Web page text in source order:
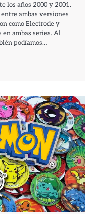
los años 2000 y 2001.
ambas versiones
como Electrode y
ambas series. Al
podíamos…